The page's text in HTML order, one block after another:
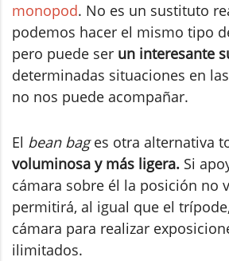
monopod. No es un sustituto
podemos hacer el mismo tipo
pero puede ser un interesante
determinadas situaciones en
no nos puede acompañar.
El bean bages otra alternativa
voluminosa y más ligera. Si
cámara sobre él la posición no
permitirá, al igual que el
cámara para realizar
ilimitados.